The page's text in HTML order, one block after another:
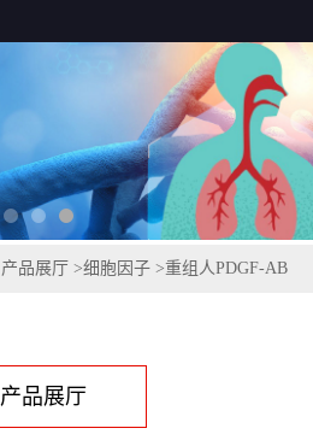
产品展厅 >细胞因子 >重组人PDGF-AB
产品展厅